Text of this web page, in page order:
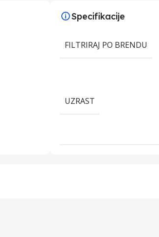
Specifikacije
FILTRIRAJ PO BRENDU
UZRAST